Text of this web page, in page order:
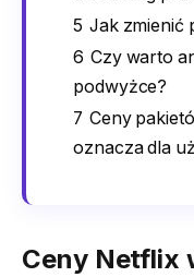
5 Jak zmienić
6 Czy warto
podwyżce?
7 Ceny
oznacza dla
Ceny Netflix